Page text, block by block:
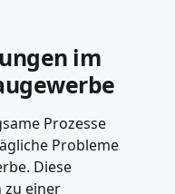
im
Prozesse
Probleme
Diese
einer